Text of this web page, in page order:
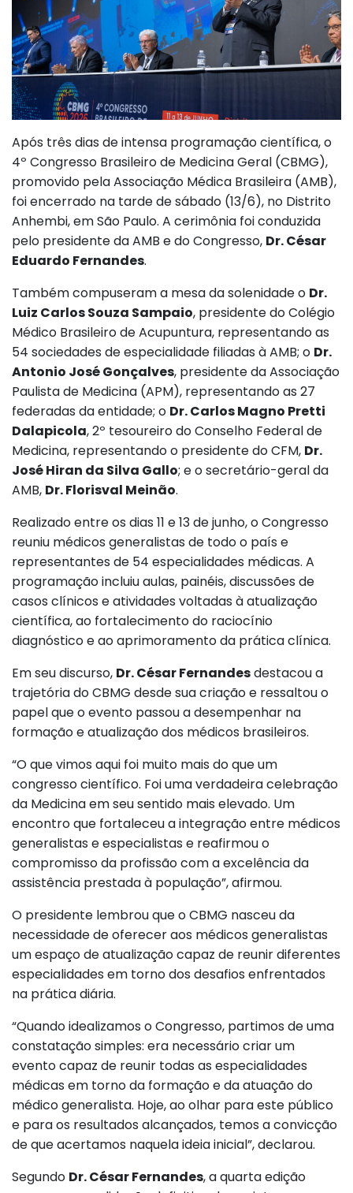
Após três dias de intensa programação científica, o
4º Congresso Brasileiro de Medicina Geral (CBMG),
promovido pela Associação Médica Brasileira (AMB),
foi encerrado na tarde de sábado (13/6), no Distrito
Anhembi, em São Paulo. A cerimônia foi conduzida
pelo presidente da AMB e do Congresso, Dr. César
Eduardo Fernandes.
Também compuseram a mesa da solenidade o Dr.
Luiz Carlos Souza Sampaio, presidente do Colégio
Médico Brasileiro de Acupuntura, representando as
54 sociedades de especialidade filiadas à AMB; o Dr.
Antonio José Gonçalves, presidente da Associação
Paulista de Medicina (APM), representando as 27
federadas da entidade; o Dr. Carlos Magno Pretti
Dalapicola, 2º tesoureiro do Conselho Federal de
Medicina, representando o presidente do CFM, Dr.
José Hiran da Silva Gallo; e o secretário-geral da
AMB, Dr. Florisval Meinão.
Realizado entre os dias 11 e 13 de junho, o Congresso
reuniu médicos generalistas de todo o país e
representantes de 54 especialidades médicas. A
programação incluiu aulas, painéis, discussões de
casos clínicos e atividades voltadas à atualização
científica, ao fortalecimento do raciocínio
diagnóstico e ao aprimoramento da prática clínica.
Em seu discurso, Dr. César Fernandesdestacou a
trajetória do CBMG desde sua criação e ressaltou o
papel que o evento passou a desempenhar na
formação e atualização dos médicos brasileiros.
“O que vimos aqui foi muito mais do que um
congresso científico. Foi uma verdadeira celebração
da Medicina em seu sentido mais elevado. Um
encontro que fortaleceu a integração entre médicos
generalistas e especialistas e reafirmou o
compromisso da profissão com a excelência da
assistência prestada à população”, afirmou.
O presidente lembrou que o CBMG nasceu da
necessidade de oferecer aos médicos generalistas
um espaço de atualização capaz de reunir diferentes
especialidades em torno dos desafios enfrentados
na prática diária.
“Quando idealizamos o Congresso, partimos de uma
constatação simples: era necessário criar um
evento capaz de reunir todas as especialidades
médicas em torno da formação e da atuação do
médico generalista. Hoje, ao olhar para este público
e para os resultados alcançados, temos a convicção
de que acertamos naquela ideia inicial”, declarou.
Segundo Dr. César Fernandes, a quarta edição